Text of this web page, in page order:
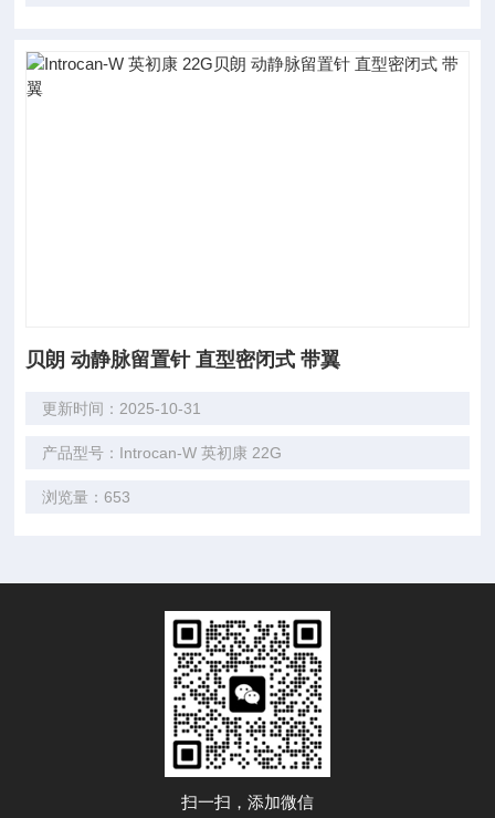
贝朗 动静脉留置针 直型密闭式 带翼
更新时间：2025-10-31
产品型号：Introcan-W 英初康 22G
浏览量：653
扫一扫，添加微信